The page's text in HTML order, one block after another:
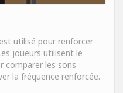
utilisé pour renforcer
joueurs utilisent le
comparer les sons
la fréquence renforcée.